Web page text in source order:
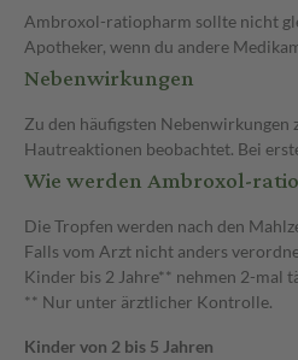
Ambroxol-ratiopharm sollte nicht
Apotheker, wenn du andere
Nebenwirkungen
Zu den häufigsten Nebenwirkungen
Hautreaktionen beobachtet. Bei
Wie werden Ambroxol-
Die Tropfen werden nach den
Falls vom Arzt nicht anders
Kinder bis 2 Jahre** nehmen 2-mal
** Nur unter ärztlicher Kontrolle.
Kinder von 2 bis 5 Jahren